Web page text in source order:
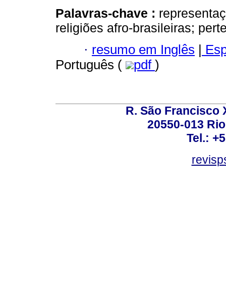
Palavras-chave :
religiões afro-brasileiras;
· resumo em Inglês |
Português (
pdf )
R. São Francisco
20550-013
Tel.: